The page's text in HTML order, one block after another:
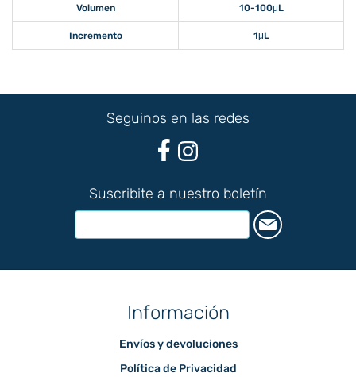
Volumen 10-100μL
Incremento 1μL
Seguinos en las redes
Suscribite a nuestro boletín
Información
Envíos y devoluciones
Política de Privacidad